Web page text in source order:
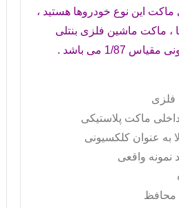
ماکت این نوع خودروها هستید ،
، ماکت ماشین فلزی بنتلی
1/87 می باشد .
فلزی
ماکت پلاستیکی
به عنوان کلکسیونی
نمونه واقعی
محافظ